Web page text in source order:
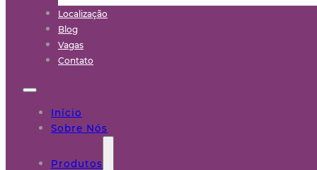
Localização
Blog
Vagas
Contato
Início
Sobre Nós
Produtos